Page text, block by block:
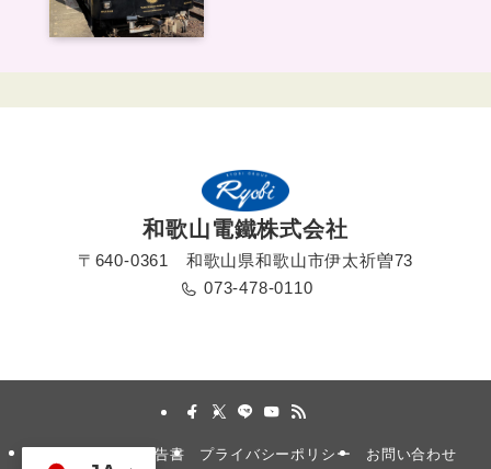
和歌山電鐵株式会社
〒640-0361 和歌山県和歌山市伊太祈曽73
073-478-0110
安全報告書 プライバシーポリシー お問い合わせ